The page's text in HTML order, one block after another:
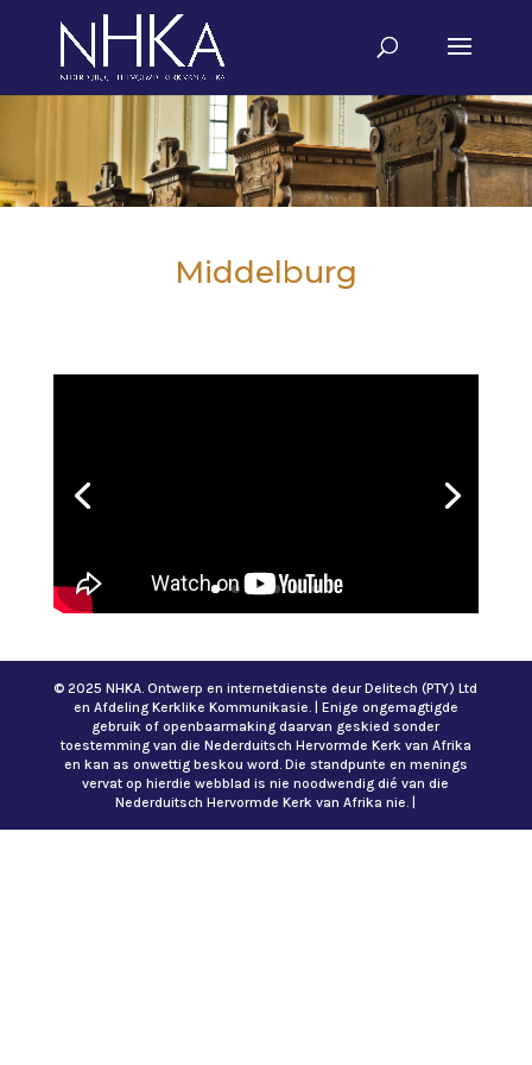
Middelburg
© 2025 NHKA. Ontwerp en internetdienste deur Delitech (PTY) Ltd
en Afdeling Kerklike Kommunikasie. | Enige ongemagtigde
gebruik of openbaarmaking daarvan geskied sonder
toestemming van die Nederduitsch Hervormde Kerk van Afrika
en kan as onwettig beskou word. Die standpunte en menings
vervat op hierdie webblad is nie noodwendig dié van die
Nederduitsch Hervormde Kerk van Afrika nie. |